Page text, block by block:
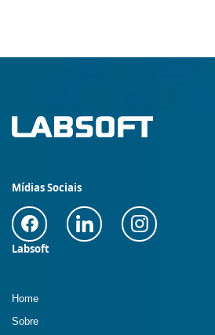
Mídias Sociais
Labsoft
Home
Sobre